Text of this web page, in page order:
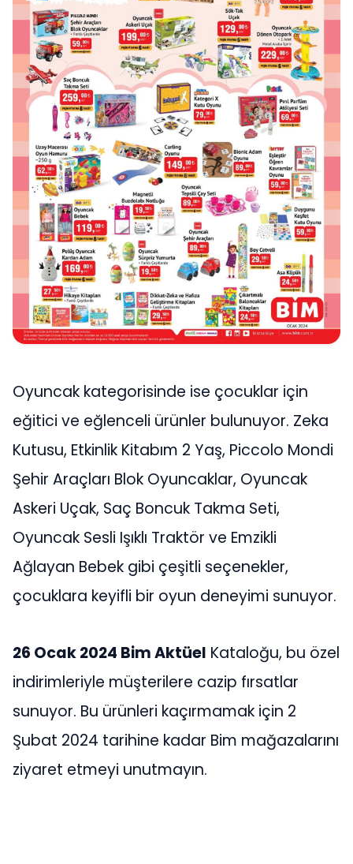
Oyuncak kategorisinde ise çocuklar için
eğitici ve eğlenceli ürünler bulunuyor. Zeka
Kutusu, Etkinlik Kitabım 2 Yaş, Piccolo Mondi
Şehir Araçları Blok Oyuncaklar, Oyuncak
Askeri Uçak, Saç Boncuk Takma Seti,
Oyuncak Sesli Işıklı Traktör ve Emzikli
Ağlayan Bebek gibi çeşitli seçenekler,
çocuklara keyifli bir oyun deneyimi sunuyor.
26 Ocak 2024 Bim Aktüel Kataloğu, bu özel
indirimleriyle müşterilere cazip fırsatlar
sunuyor. Bu ürünleri kaçırmamak için 2
Şubat 2024 tarihine kadar Bim mağazalarını
ziyaret etmeyi unutmayın.